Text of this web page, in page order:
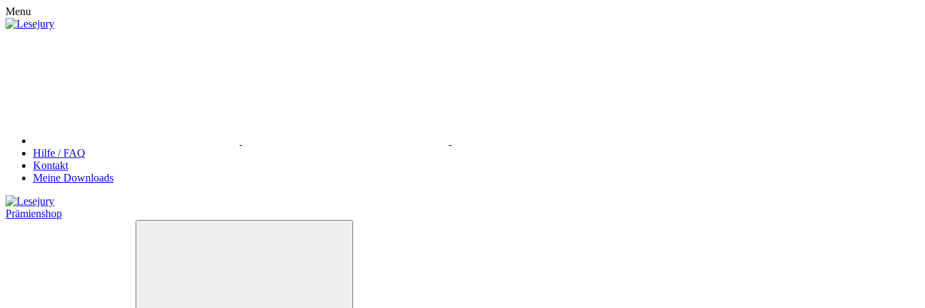
Menu
Hilfe / FAQ
Kontakt
Meine Downloads
Prämienshop